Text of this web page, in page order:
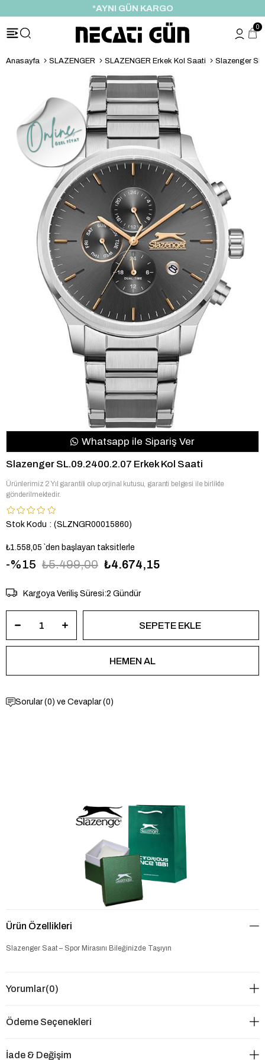
*HEDİYE PAKETİ & NOTU
0
Anasayfa SLAZENGER SLAZENGER Erkek Kol Saati Slazenger
Whatsapp ile Sipariş Ver
Slazenger SL.09.2400.2.07 Erkek Kol Saati
Ürünlerimiz 2 Yıl garantili olup orjinal kutusu, garanti belgesi ile birlikte
gönderilmektedir.
Stok Kodu (SLZNGR00015860)
₺1.558,05 `den başlayan taksitlerle
15 ₺5.499,00 ₺4.674,15
Kargoya Veriliş Süresi:2 Gündür
Sorular (0) ve Cevaplar (0)
Ürün Özellikleri
Slazenger Saat – Spor Mirasını Bileğinizde Taşıyın
Yorumlar(0)
Ödeme Seçenekleri
İade & Değişim